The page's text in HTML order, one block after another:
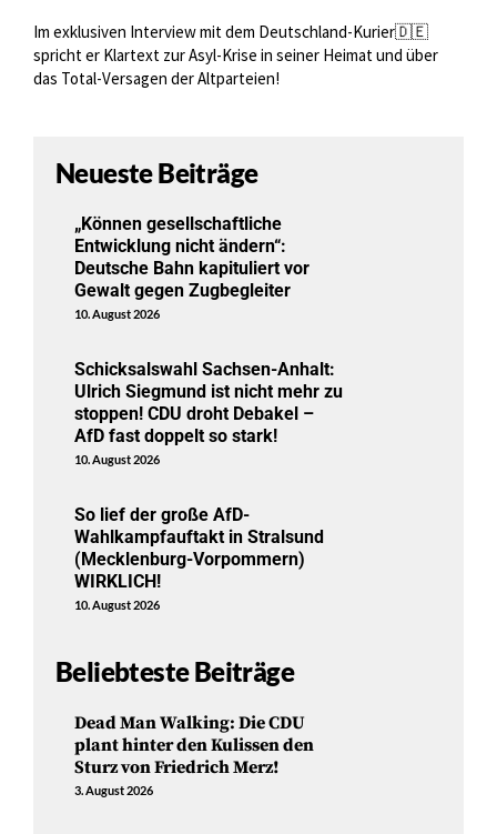
Im exklusiven Interview mit dem Deutschland-Kurier🇩🇪
spricht er Klartext zur Asyl-Krise in seiner Heimat und über
das Total-Versagen der Altparteien!
Neueste Beiträge
„Können gesellschaftliche
Entwicklung nicht ändern“:
Deutsche Bahn kapituliert vor
Gewalt gegen Zugbegleiter
10. August 2026
Schicksalswahl Sachsen-Anhalt:
Ulrich Siegmund ist nicht mehr zu
stoppen! CDU droht Debakel –
AfD fast doppelt so stark!
10. August 2026
So lief der große AfD-
Wahlkampfauftakt in Stralsund
(Mecklenburg-Vorpommern)
WIRKLICH!
10. August 2026
Beliebteste Beiträge
Dead Man Walking: Die CDU
plant hinter den Kulissen den
Sturz von Friedrich Merz!
3. August 2026